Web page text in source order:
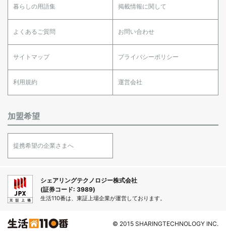
暮らしの用語集 掲載情報に関して
よくあるご質問 お問い合わせ
サイトマップ プライバシーポリシー
利用規約 運営会社
加盟希望
提携希望の企業さまへ
シェアリングテクノロジー株式会社
(証券コード: 3989)
生活110番は、東証上場企業が運営しております。
© 2015 SHARINGTECHNOLOGY INC.